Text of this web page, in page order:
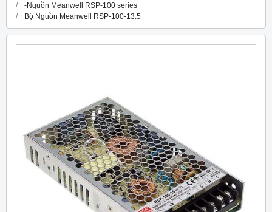
-Nguồn Meanwell RSP-100 series
Bộ Nguồn Meanwell RSP-100-13.5